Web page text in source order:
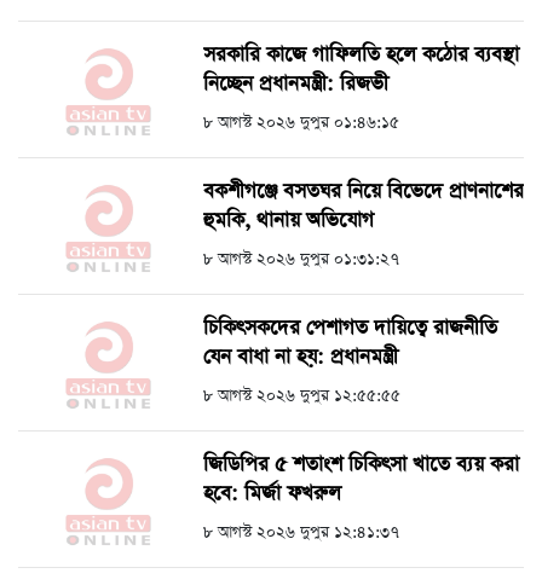
সরকারি কাজে গাফিলতি হলে কঠোর ব্যবস্থা
নিচ্ছেন প্রধানমন্ত্রী: রিজভী
৮ আগস্ট ২০২৬ দুপুর ০১:৪৬:১৫
বকশীগঞ্জে বসতঘর নিয়ে বিভেদে প্রাণনাশের
হুমকি, থানায় অভিযোগ
৮ আগস্ট ২০২৬ দুপুর ০১:৩১:২৭
চিকিৎসকদের পেশাগত দায়িত্বে রাজনীতি
যেন বাধা না হয়: প্রধানমন্ত্রী
৮ আগস্ট ২০২৬ দুপুর ১২:৫৫:৫৫
জিডিপির ৫ শতাংশ চিকিৎসা খাতে ব্যয় করা
হবে: মির্জা ফখরুল
৮ আগস্ট ২০২৬ দুপুর ১২:৪১:৩৭